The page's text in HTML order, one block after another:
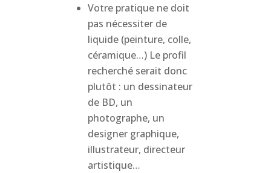
Votre pratique ne doit
pas nécessiter de
liquide (peinture, colle,
céramique…) Le profil
recherché serait donc
plutôt : un dessinateur
de BD, un
photographe, un
designer graphique,
illustrateur, directeur
artistique…